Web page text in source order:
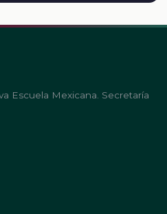
Escuela Mexicana. Secretaría